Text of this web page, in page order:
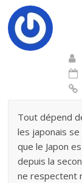
Tout dépend
les japonais
que le Japon
depuis la
ne respectent